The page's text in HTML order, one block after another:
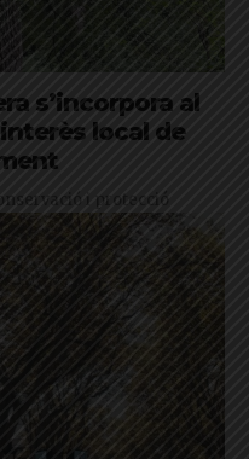
s’incorpora al
local de
i protecció